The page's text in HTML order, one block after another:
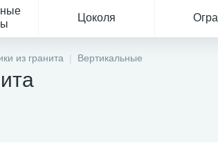
Цоколя
из гранита Вертикальные